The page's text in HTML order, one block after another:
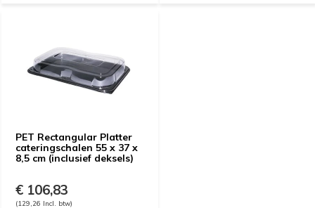
PET Rectangular Platter
cateringschalen 55 x 37 x
8,5 cm (inclusief deksels)
€ 106,83
(129,26 Incl. btw)